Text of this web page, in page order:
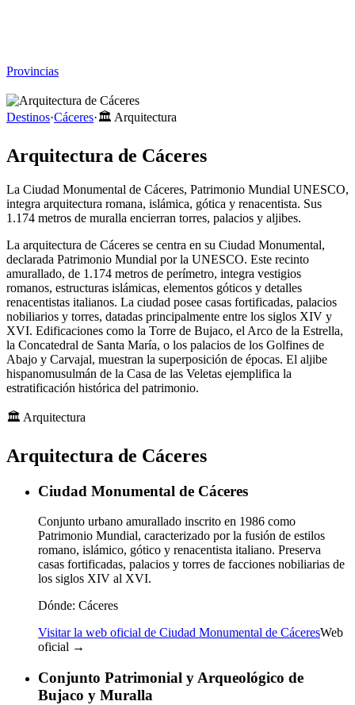
Provincias
Destinos·Cáceres·🏛️ Arquitectura
Arquitectura de Cáceres
La Ciudad Monumental de Cáceres, Patrimonio Mundial UNESCO,
integra arquitectura romana, islámica, gótica y renacentista. Sus
1.174 metros de muralla encierran torres, palacios y aljibes.
La arquitectura de Cáceres se centra en su Ciudad Monumental,
declarada Patrimonio Mundial por la UNESCO. Este recinto
amurallado, de 1.174 metros de perímetro, integra vestigios
romanos, estructuras islámicas, elementos góticos y detalles
renacentistas italianos. La ciudad posee casas fortificadas, palacios
nobiliarios y torres, datadas principalmente entre los siglos XIV y
XVI. Edificaciones como la Torre de Bujaco, el Arco de la Estrella,
la Concatedral de Santa María, o los palacios de los Golfines de
Abajo y Carvajal, muestran la superposición de épocas. El aljibe
hispanomusulmán de la Casa de las Veletas ejemplifica la
estratificación histórica del patrimonio.
🏛️ Arquitectura
Arquitectura de Cáceres
Ciudad Monumental de Cáceres
Conjunto urbano amurallado inscrito en 1986 como
Patrimonio Mundial, caracterizado por la fusión de estilos
romano, islámico, gótico y renacentista italiano. Preserva
casas fortificadas, palacios y torres de facciones nobiliarias de
los siglos XIV al XVI.
Dónde: Cáceres
Visitar la web oficial de Ciudad Monumental de CáceresWeb
oficial →
Conjunto Patrimonial y Arqueológico de
Bujaco y Muralla